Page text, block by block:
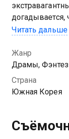
догадывается,
загадочного
приходится
именем.
парнем,
Читать дальше
Жанр
Драмы,
Страна
Южная Корея